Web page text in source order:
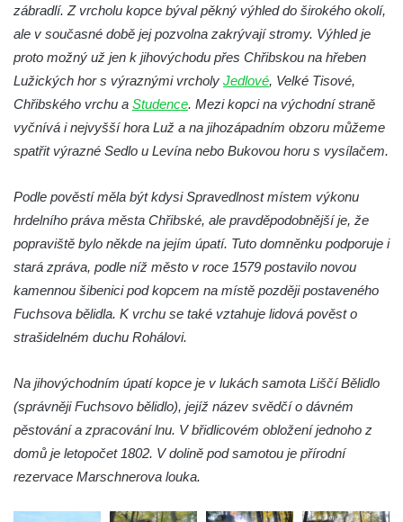
Vyhlídka Kočičí kameny východně od Lázní
Obří hlava v Kyjovském údolí
Zaniklý pískovcový lom pod Jedlovou
Radvance
Skála Hrbolec (Piklštejn) u Rybniště
Boreč
Raná
Lenešický Chlum
Kleiner Zschirnstein
Jeskyně na Slánské hoře ve Slaném
Čertovo kopyto u Jezdecké cesty nad
zábradlí. Z vrcholu kopce býval pěkný výhled do širokého okolí,
ale v současné době jej pozvolna zakrývají stromy. Výhled je
proto možný už jen k jihovýchodu přes Chřibskou na hřeben
Lužických hor s výraznými vrcholy Jedlové, Velké Tisové,
Chřibského vrchu a Studence. Mezi kopci na východní straně
vyčnívá i nejvyšší hora Luž a na jihozápadním obzoru můžeme
spatřit výrazné Sedlo u Levína nebo Bukovou horu s vysílačem.
Podle pověstí měla být kdysi Spravedlnost místem výkonu
hrdelního práva města Chřibské, ale pravděpodobnější je, že
popraviště bylo někde na jejím úpatí. Tuto domněnku podporuje i
stará zpráva, podle níž město v roce 1579 postavilo novou
kamennou šibenici pod kopcem na místě později postaveného
Fuchsova bělidla. K vrchu se také vztahuje lidová pověst o
strašidelném duchu Rohálovi.
Na jihovýchodním úpatí kopce je v lukách samota Liščí Bělidlo
(správněji Fuchsovo bělidlo), jejíž název svědčí o dávném
pěstování a zpracování lnu. V břidlicovém obložení jednoho z
domů je letopočet 1802. V dolině pod samotou je přírodní
rezervace Marschnerova louka.